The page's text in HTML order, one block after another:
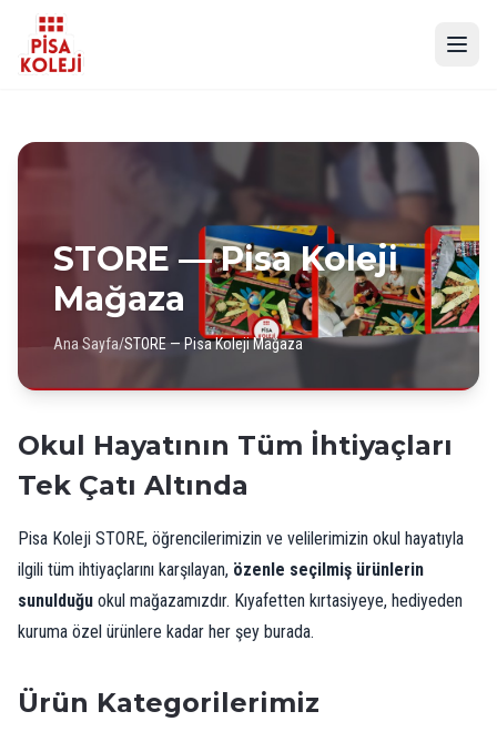
STORE — Pisa Koleji
Mağaza
Ana Sayfa/STORE — Pisa Koleji Mağaza
Okul Hayatının Tüm İhtiyaçları
Tek Çatı Altında
Pisa Koleji STORE, öğrencilerimizin ve velilerimizin okul hayatıyla
ilgili tüm ihtiyaçlarını karşılayan, özenle seçilmiş ürünlerin
sunulduğu okul mağazamızdır. Kıyafetten kırtasiyeye, hediyeden
kuruma özel ürünlere kadar her şey burada.
Ürün Kategorilerimiz